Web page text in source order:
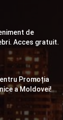
de
Acces gratuit.
Promoția
a Moldovei!